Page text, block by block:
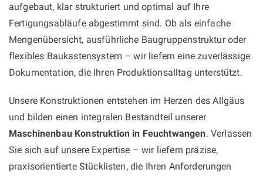
aufgebaut, klar strukturiert und optimal auf Ihre
Fertigungsabläufe abgestimmt sind. Ob als einfache
Mengenübersicht, ausführliche Baugruppenstruktur oder
flexibles Baukastensystem – wir liefern eine zuverlässige
Dokumentation, die Ihren Produktionsalltag unterstützt.
Unsere Konstruktionen entstehen im Herzen des Allgäus
und bilden einen integralen Bestandteil unserer
Maschinenbau Konstruktion in Feuchtwangen. Verlassen
Sie sich auf unsere Expertise – wir liefern präzise,
praxisorientierte Stücklisten, die Ihren Anforderungen